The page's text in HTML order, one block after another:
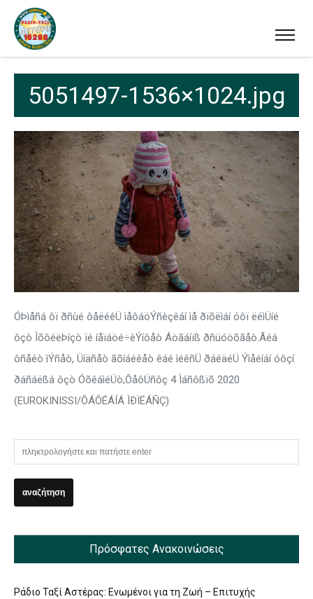
5051497-1536×1024.jpg
ÓÞìåñá ôï ðñùé ôåëéêÜ ìåôáöÝñèçêáí ìå ðïõëìáí óôï ëéìÜíé
ôçò ÌõôéëÞíçò ïé íåïáöé÷èÝíôåò Áöãáíïß ðñüóöõãåò.Ãéá
ôñåéò ìÝñåò, Üíäñåò ãõíáéêåò êáé ìéêñÜ ðáéäéÜ Ýìåéíáí óôçí
ðáñáëßá ôçò ÓõêáìéÜò,ÔåôÜñôç 4 Ìáñôßïõ 2020
(EUROKINISSI/ÔÁÔÉÁÍÁ ÌÐÏËÁÑÇ)
Πρόσφατες Ανακοινώσεις
Ράδιο Ταξί Αστέρας: Ενωμένοι για τη Ζωή – Επιτυχής